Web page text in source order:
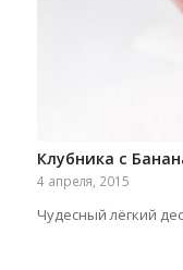
Клубника с
4 апреля, 2015
Чудесный лёгкий